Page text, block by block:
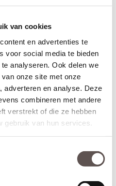
van cookies
en advertenties te
voor social media te bieden
analyseren. Ook delen we
onze site met onze
adverteren en analyse. Deze
combineren met andere
verstrekt of die ze hebben
gebruik van hun services.
nodig zelf in moeten frezen.
bestellen
deuren zijn aan beide
5 mm in te korten.
alleen aan de onderzijde
10 jaar blijft van kracht binnen
is voor deze deur niet
afmetingen, kleur en
deuren kunnen niet geruild,